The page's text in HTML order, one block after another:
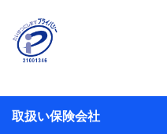
契約者と被保険者の関係、
容、保険料、保険料のお支
などの情報、建物の構造や
【共同して利用する者の範
取扱い保険会社